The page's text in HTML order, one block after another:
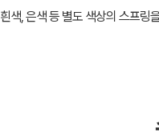
흰색, 은색 등 별도 색상의 스프링